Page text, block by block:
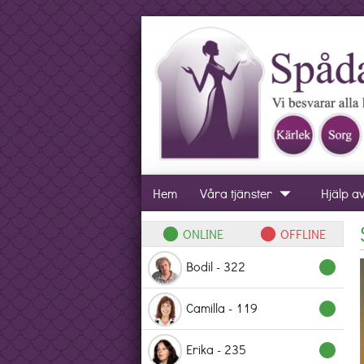
Hem Våra tjänster arrow_drop_down Hjälp
lens ONLINE lens OFFLINE
Bodil - 322
lens
Camilla - 119 lens
Erika - 235 lens